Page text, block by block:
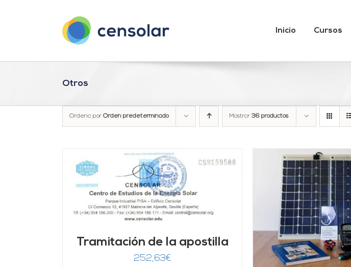
Inicio Cursos
Otros
Ordena por Orden predeterminado Mostrar 36 productos
Tramitación de la apostilla
252,63€
AÑADIR AL CARRITO / DETALLES